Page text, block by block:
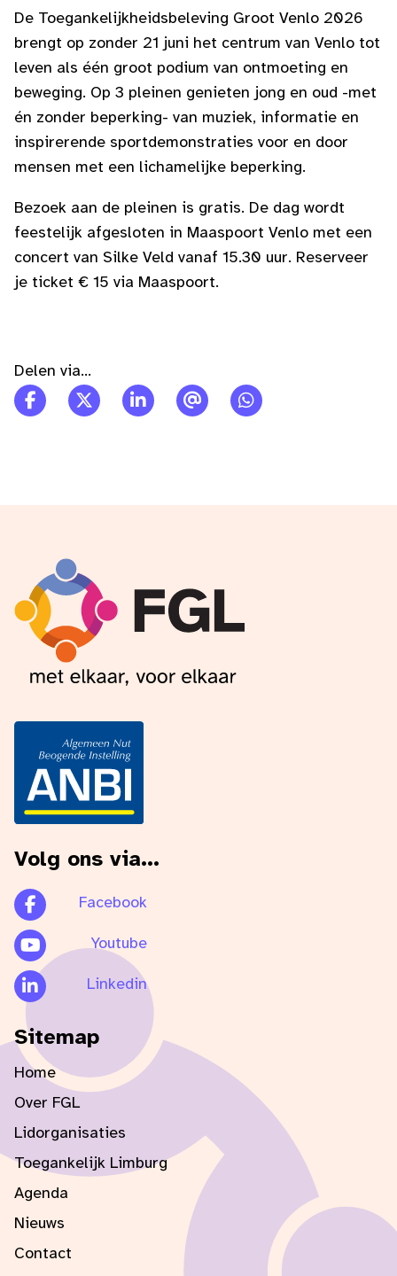
De Toegankelijkheidsbeleving Groot Venlo 2026
brengt op zonder 21 juni het centrum van Venlo tot
leven als één groot podium van ontmoeting en
beweging. Op 3 pleinen genieten jong en oud -met
én zonder beperking- van muziek, informatie en
inspirerende sportdemonstraties voor en door
mensen met een lichamelijke beperking.
Bezoek aan de pleinen is gratis. De dag wordt
feestelijk afgesloten in Maaspoort Venlo met een
concert van Silke Veld vanaf 15.30 uur. Reserveer
je ticket € 15 via Maaspoort.
Delen via...
Sitemap
Home
Over FGL
Lidorganisaties
Toegankelijk Limburg
Agenda
Nieuws
Contact
Volg ons via...
Facebook
Youtube
Linkedin